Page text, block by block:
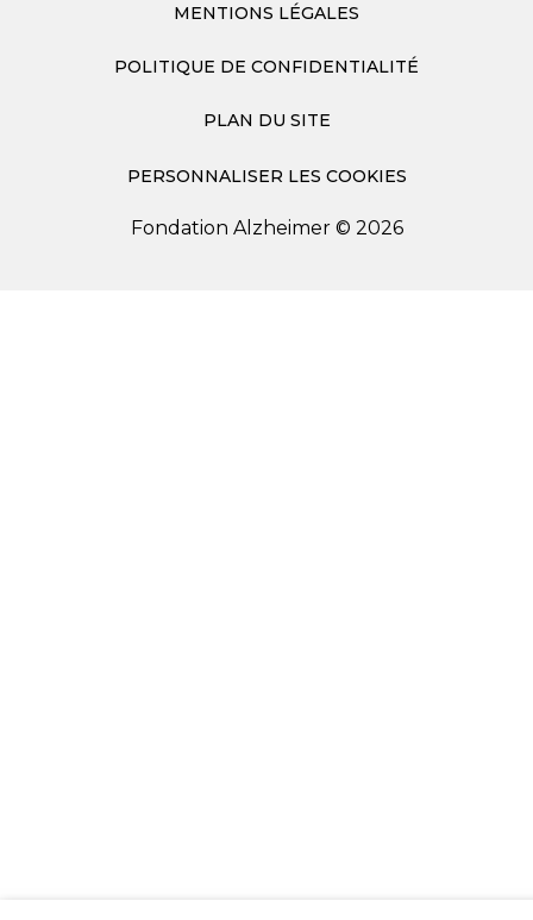
MENTIONS LÉGALES
POLITIQUE DE CONFIDENTIALITÉ
PLAN DU SITE
PERSONNALISER LES COOKIES
Fondation Alzheimer © 2026